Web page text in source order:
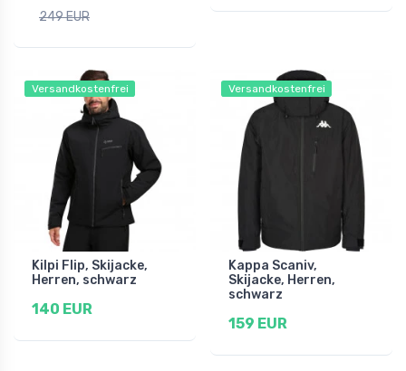
249 EUR
Versandkostenfrei
Kilpi Flip, Skijacke,
Herren, schwarz
140 EUR
Versandkostenfrei
Kappa Scaniv,
Skijacke, Herren,
schwarz
159 EUR